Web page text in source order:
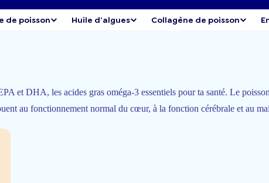
de poisson Huile d'algues Collagène de poisson
et DHA, les acides gras oméga-3 essentiels pour ta santé. Le
au fonctionnement normal du cœur, à la fonction cérébrale et au